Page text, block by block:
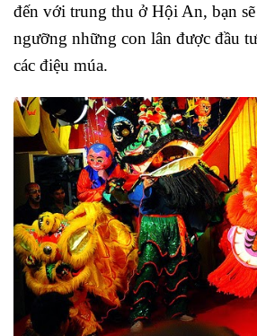
đến với trung thu ở Hội An, bạn
ngưỡng những con lân được đầu
các điệu múa.